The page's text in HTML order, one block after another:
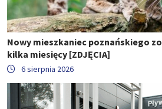
Nowy mieszkaniec poznańskiego
kilka miesięcy [ZDJĘCIA]
6 sierpnia 2026